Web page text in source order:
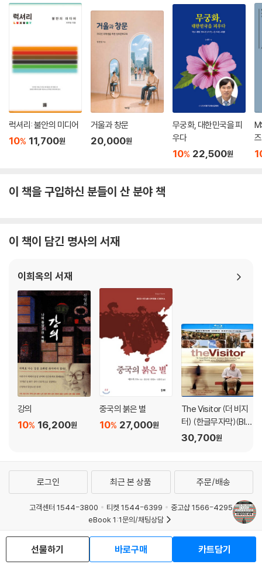
고집스레 주장하는 영어 사용자들을 비판하며, 우리에게 역지사지로 생각
해보라고 권한다. “사느냐 죽느냐, 그것이 문제로다”라는 햄릿의 유명한
독백이 중국어 번역으로만 읽힌다면 영어를 사용하는 사람들은 영어의 소
멸을 인류의 손해라고 생각할 것이다.
당뇨병, 심장마비, 암 등의 질병으로부터 우리를 구할 방법?
현대 국가에서 살아가는 우리는 비전염성 질병인 당뇨병, 고혈압, 뇌졸중,
심장마비, 암 등으로 죽어간다. 이런 질병들은 전통사회 구성원들에게는
무척 드물었거나, 전혀 존재하지 않았다. 그러나 뉴기니 등 전통사회도 서
구화된 생활방식을 받아들이고 10~20년이 지난 후 비만과 당뇨병 등에
시달리고 있다. 그렇다면 전통적인 생활방식의 어떤 부분이 우리를 비전염
이 책은 우리가 감은 한쪽 눈을 번쩍 뜨게 해준다. 서구 중심이 아닌 탈문명
재레드 다이아몬드의 『어제까지의 세계』는 레비 스트로스의 『슬픈 열대』
인류의 유구한 문명이 평평하다고 말해야 한다. - 《월스트리트 저널》
럭셔리: 불안의 미디어
10% 11,700원
거울과 창문
20,000원
무궁화, 대한민국을 피
우다
10% 22,500원
이 책을 구입하신 분들이 산 분야 책
이 책이 담긴 명사의 서재
이희옥의 서재
강의
10% 16,200원
중국의 붉은 별
10% 27,000원
The Visitor (더 비지
터) (한글무자막)(Blu-
ray) (2008)
30,700원
선물하기 바로구매 카트담기
로그인 최근 본 상품 주문/배송
고객센터 1544-3800 티켓 1544-6399
중고샵 1566-4295
eBook 1:1문의/채팅상담
예스이십사(주) 사업자 정보
이용약관
개인정보처리방침
청소년보호정책